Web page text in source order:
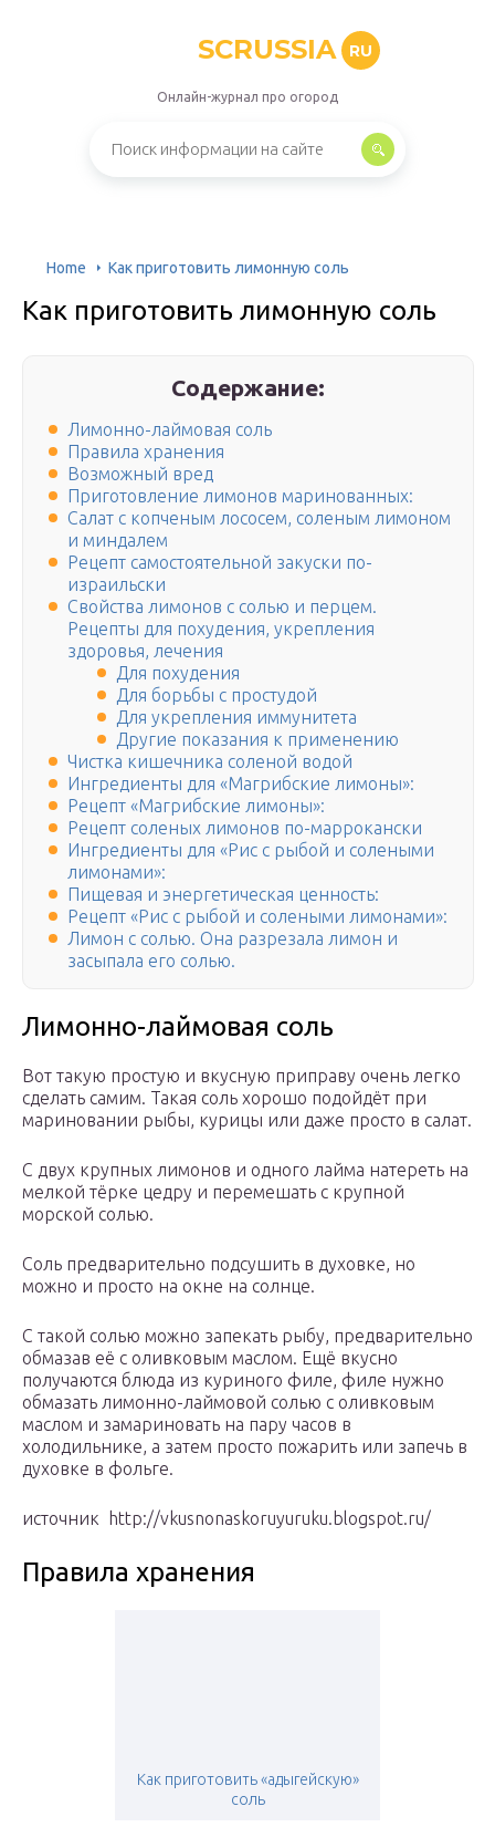
SCRUSSIA RU
Онлайн-журнал про огород
Home Как приготовить лимонную соль
Как приготовить лимонную соль
Содержание:
Лимонно-лаймовая соль
Правила хранения
Возможный вред
Приготовление лимонов маринованных:
Салат с копченым лососем, соленым лимоном
и миндалем
Рецепт самостоятельной закуски по-
израильски
Свойства лимонов с солью и перцем.
Рецепты для похудения, укрепления
здоровья, лечения
Для похудения
Для борьбы с простудой
Для укрепления иммунитета
Другие показания к применению
Чистка кишечника соленой водой
Ингредиенты для «Магрибские лимоны»:
Рецепт «Магрибские лимоны»:
Рецепт соленых лимонов по-маррокански
Ингредиенты для «Рис с рыбой и солеными
лимонами»:
Пищевая и энергетическая ценность:
Рецепт «Рис с рыбой и солеными лимонами»:
Лимон с солью. Она разрезала лимон и
засыпала его солью.
Лимонно-лаймовая соль
Вот такую простую и вкусную приправу очень легко
сделать самим. Такая соль хорошо подойдёт при
мариновании рыбы, курицы или даже просто в салат.
С двух крупных лимонов и одного лайма натереть на
мелкой тёрке цедру и перемешать с крупной
морской солью.
Соль предварительно подсушить в духовке, но
можно и просто на окне на солнце.
С такой солью можно запекать рыбу, предварительно
обмазав её с оливковым маслом. Ещё вкусно
получаются блюда из куриного филе, филе нужно
обмазать лимонно-лаймовой солью с оливковым
маслом и замариновать на пару часов в
холодильнике, а затем просто пожарить или запечь в
духовке в фольге.
источник http://vkusnonaskoruyuruku.blogspot.ru/
Правила хранения
Как приготовить «адыгейскую»
соль